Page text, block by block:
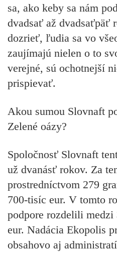
sa, ako keby sa nám
dvadsať až dvadsaťpäť
dozrieť, ľudia sa vo
zaujímajú nielen o to
verejné, sú ochotnejší
prispievať.
Akou sumou Slovnaft
Zelené oázy?
Spoločnosť Slovnaft
už dvanásť rokov. Za
prostredníctvom 279
700-tisíc eur. V tomto
podpore rozdelili
eur. Nadácia Ekopolis
obsahovo aj